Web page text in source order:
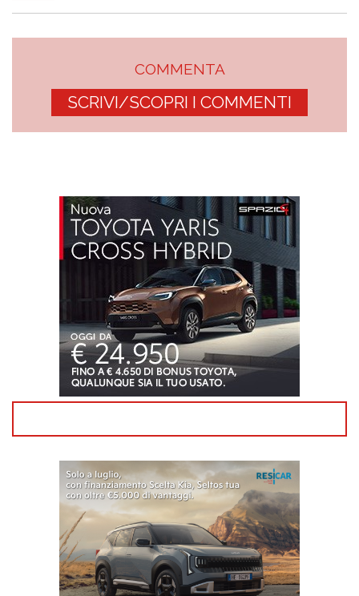
COMMENTA
SCRIVI/SCOPRI I COMMENTI